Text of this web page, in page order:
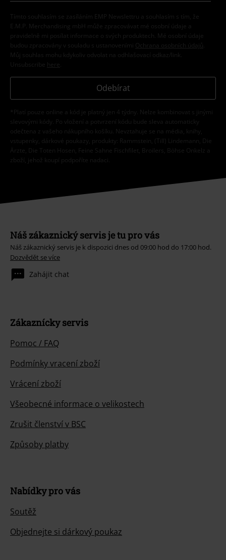
Tímto souhlasím se zasíláním EMP Newslettru a souhlasím s tím, že
E.M.P. Merchandising mbH může zpracovávat mé osobní údaje a
pravidelně mi posílat informace o svých produktech. Mé osobní údaje
budou zpracovány v souladu s ustanoveními
Ochrana osobních údajů
Můj souhlas mohu kdykoliv odvolat na odhlašovací odkaz/link.
Unsubscribe here
Odebírat
*Platí pouze online a kód je platný jen 4 týdny. Nelze kombinovat s jinými
slevovými kódy. Po vložení a potvrzení kódu bude sleva automaticky
odečtena z vašeho nákupního košíku. Nevztahuje se na média, knihy,
vstupenky, dárkové poukazy, produkty: Rammstein, (Till) Lindemann, Die
Ärzte, Die Toten Hosen, Feine Sahne Fischfilet, Broilers, Böhse Onkelz a
zboží, jehož koupí podpoříte nadaci.
Náš zákaznický servis je tu pro vás
Náš zákaznický servis je k dispozici dnes od 09:00 hod do 17:00 hod.
Dozvědět se více
Zahájit chat
Zákaznícky servis
Pomoc / FAQ
Podmínky vracení zboží
Vrácení zboží
Všeobecné informace o velikostech
Zrušit členství v BSC
Způsoby platby
Nabídky pro vás
Soutěž
Objednejte si dárkový poukaz